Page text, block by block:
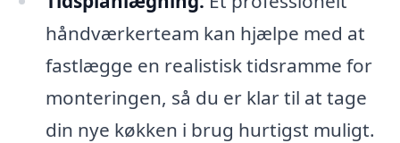
håndværkerteam kan hjælpe med at
fastlægge en realistisk tidsramme for
monteringen, så du er klar til at tage
din nye køkken i brug hurtigst muligt.